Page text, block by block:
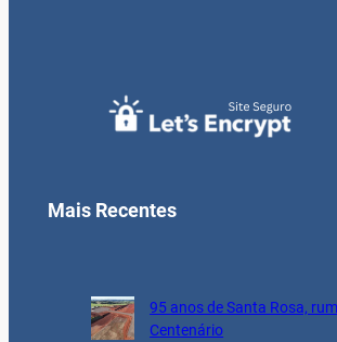
Mais Recentes
95 anos de Santa Rosa,
Centenário